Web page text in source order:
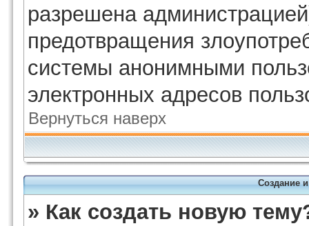
разрешена
предотвращения
системы анонимными
электронных адресов
Вернуться наверх
Создание
» Как создать новую